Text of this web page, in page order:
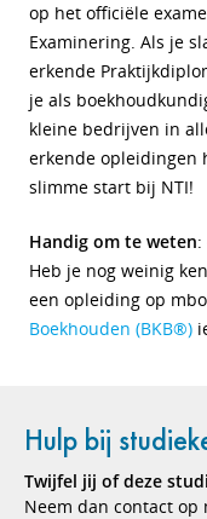
op het officiële
Examinering. Als je
erkende
je als
kleine bedrijven in
erkende opleidingen
slimme start bij NTI!
Handig om te weten
Heb je nog weinig
een opleiding op
Boekhouden (BKB®)
Hulp bij
Twijfel jij of deze
Neem dan contact op